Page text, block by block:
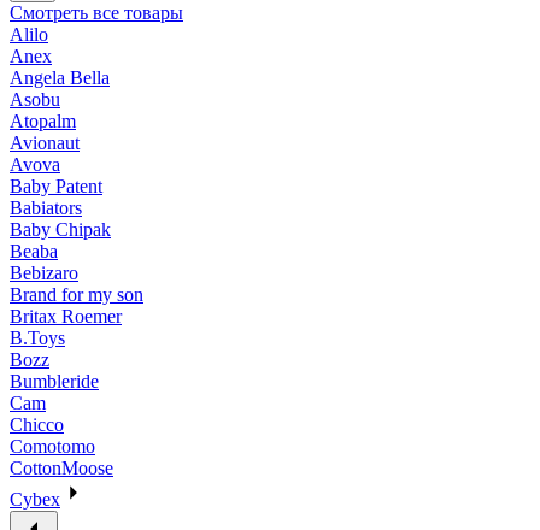
Смотреть все товары
Alilo
Anex
Angela Bella
Asobu
Atopalm
Avionaut
Avova
Baby Patent
Babiators
Baby Chipak
Beaba
Bebizaro
Brand for my son
Britax Roemer
B.Toys
Bozz
Bumbleride
Cam
Chicco
Comotomo
CottonMoose
Cybex